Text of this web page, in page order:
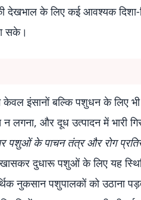
देखभाल के लिए कई आवश्यक दिशा-
सके।
इंसानों बल्कि पशुधन के लिए भी
और दूध उत्पादन में भारी
पशुओं के पाचन तंत्र और रोग
खासकर दुधारू पशुओं के लिए यह
नुकसान पशुपालकों को उठाना